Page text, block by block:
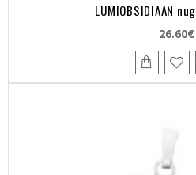
LUMIOBSIDIAAN
26.60€